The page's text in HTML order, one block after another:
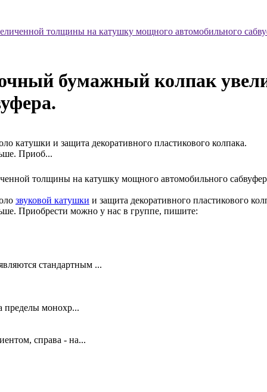
толщины на катушку мощного автомобильного
бумажный колпак
катушки и защита декоративного пластикового колпака.
Приоб...
звуковой катушки и защита декоративного пластикового
Приобрести можно у нас в группе, пишите:
стандартным ...
пределы монохр...
справа - на...